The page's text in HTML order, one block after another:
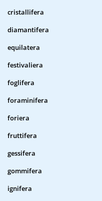
cristallifera
diamantifera
equilatera
festivaliera
foglifera
foraminifera
foriera
fruttifera
gessifera
gommifera
ignifera